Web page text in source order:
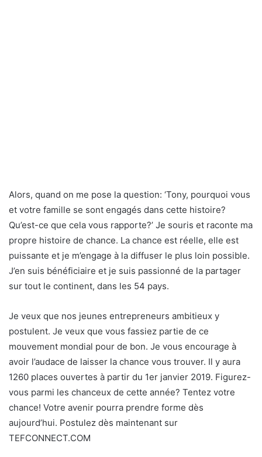
Alors, quand on me pose la question: ‘Tony, pourquoi vous
et votre famille se sont engagés dans cette histoire?
Qu’est-ce que cela vous rapporte?’ Je souris et raconte ma
propre histoire de chance. La chance est réelle, elle est
puissante et je m’engage à la diffuser le plus loin possible.
J’en suis bénéficiaire et je suis passionné de la partager
sur tout le continent, dans les 54 pays.
Je veux que nos jeunes entrepreneurs ambitieux y
postulent. Je veux que vous fassiez partie de ce
mouvement mondial pour de bon. Je vous encourage à
avoir l’audace de laisser la chance vous trouver. Il y aura
1260 places ouvertes à partir du 1er janvier 2019. Figurez-
vous parmi les chanceux de cette année? Tentez votre
chance! Votre avenir pourra prendre forme dès
aujourd’hui. Postulez dès maintenant sur
TEFCONNECT.COM